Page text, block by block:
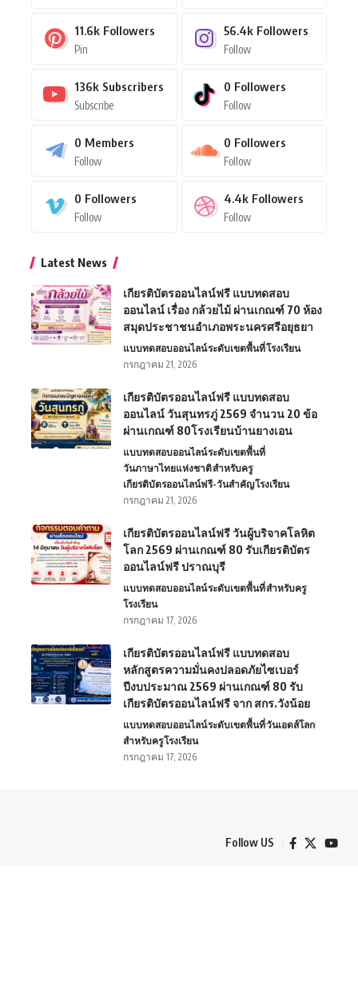
11.6k Followers
Pin
56.4k Followers
Follow
136k Subscribers
Subscribe
0 Followers
Follow
0 Members
Follow
0 Followers
Follow
0 Followers
Follow
4.4k Followers
Follow
Latest News
เกียรติบัตรออนไลน์ฟรี แบบทดสอบ
ออนไลน์ เรื่อง กล้วยไม้ ผ่านเกณฑ์ 70 ห้อง
สมุดประชาชนอำเภอพระนครศรีอยุธยา
แบบทดสอบออนไลน์ระดับเขตพื้นที่โรงเรียน
กรกฎาคม 21, 2026
เกียรติบัตรออนไลน์ฟรี แบบทดสอบ
ออนไลน์ วันสุนทรภู่ 2569 จำนวน 20 ข้อ
ผ่านเกณฑ์ 80โรงเรียนบ้านยางเอน
แบบทดสอบออนไลน์ระดับเขตพื้นที่
วันภาษาไทยแห่งชาติสำหรับครู
เกียรติบัตรออนไลน์ฟรี-วันสำคัญโรงเรียน
กรกฎาคม 21, 2026
เกียรติบัตรออนไลน์ฟรี วันผู้บริจาคโลหิต
โลก 2569 ผ่านเกณฑ์ 80 รับเกียรติบัตร
ออนไลน์ฟรี ปราณบุรี
แบบทดสอบออนไลน์ระดับเขตพื้นที่สำหรับครู
โรงเรียน
กรกฎาคม 17, 2026
เกียรติบัตรออนไลน์ฟรี แบบทดสอบ
หลักสูตรความมั่นคงปลอดภัยไซเบอร์
ปีงบประมาณ 2569 ผ่านเกณฑ์ 80 รับ
เกียรติบัตรออนไลน์ฟรี จาก สกร.วังน้อย
แบบทดสอบออนไลน์ระดับเขตพื้นที่วันเอดส์โลก
สำหรับครูโรงเรียน
กรกฎาคม 17, 2026
Follow US